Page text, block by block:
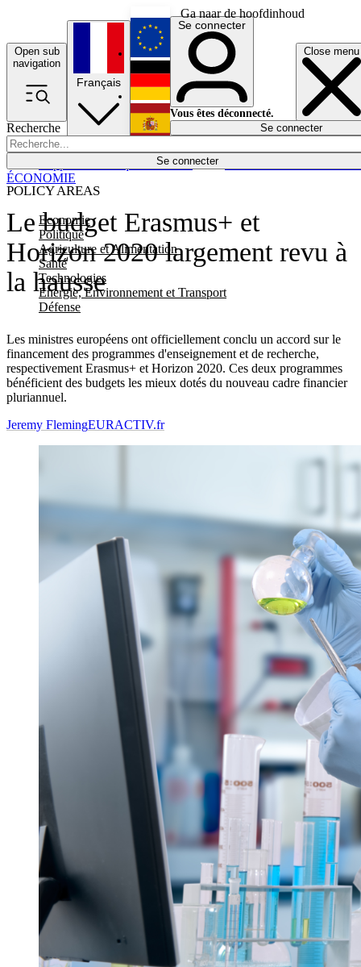
Ga naar de hoofdinhoud
Open sub
navigation
Close menu
Recherche
Se connecter
POLICY AREAS
Economie
Politique
Agriculture et Alimentation
Santé
Technologies
Energie, Environnement et Transport
Défense
Économie
Français
English
Deutsch
Español
Se connecter
Vous êtes déconnecté.
Se connecter
Le budget Erasmus+ et
Horizon 2020 largement revu à
la hausse
Les ministres européens ont officiellement conclu un accord sur le
financement des programmes d'enseignement et de recherche,
respectivement Erasmus+ et Horizon 2020. Ces deux programmes
bénéficient des budgets les mieux dotés du nouveau cadre financier
pluriannuel.
ÉCONOMIE
Jeremy FlemingEURACTIV.fr